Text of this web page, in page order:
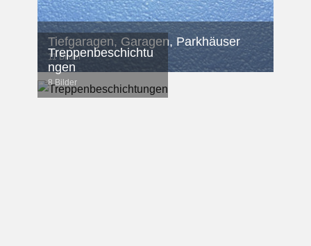
Tiefgaragen, Garagen, Parkhäuser
11 Bilder
Treppenbeschichtu
ngen
8 Bilder